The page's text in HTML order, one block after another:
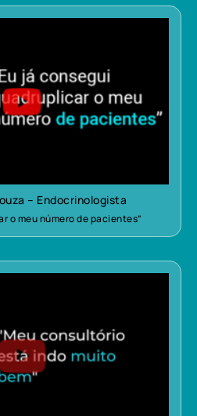
– Endocrinologista
o meu número de pacientes”